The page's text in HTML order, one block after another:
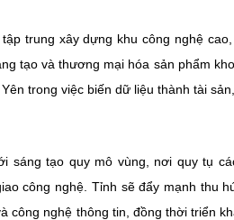
trung xây dựng khu công nghệ
tạo và thương mại hóa sản phẩm
trong việc biến dữ liệu thành tài
sáng tạo quy mô vùng, nơi quy tụ
công nghệ. Tỉnh sẽ đẩy mạnh thu
công nghệ thông tin, đồng thời triển